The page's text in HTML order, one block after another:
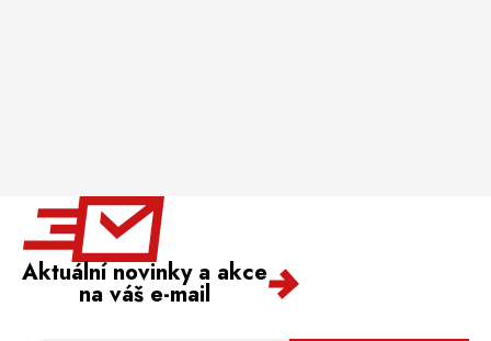
Aktuální novinky a akce
na váš e-mail